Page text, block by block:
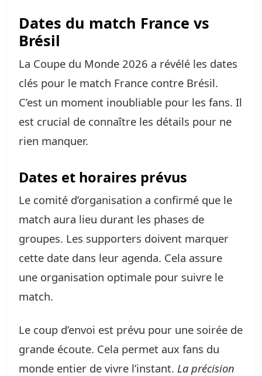
Dates du match France vs
Brésil
La Coupe du Monde 2026 a révélé les dates
clés pour le match France contre Brésil.
C’est un moment inoubliable pour les fans. Il
est crucial de connaître les détails pour ne
rien manquer.
Dates et horaires prévus
Le comité d’organisation a confirmé que le
match aura lieu durant les phases de
groupes. Les supporters doivent marquer
cette date dans leur agenda. Cela assure
une organisation optimale pour suivre le
match.
Le coup d’envoi est prévu pour une soirée de
grande écoute. Cela permet aux fans du
monde entier de vivre l’instant. La précision